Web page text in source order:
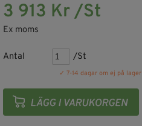
3 913 Kr /St
Ex moms
Antal /St
✓ 7-14 dagar om ej på lager